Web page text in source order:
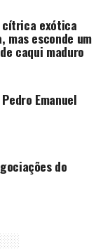
cítrica exótica
mas esconde um
caqui maduro
Emanuel
do